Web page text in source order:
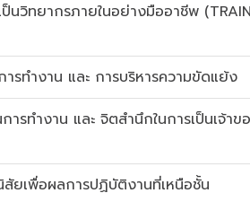
นวิทยากรภายในอย่างมืออาชีพ
ารทำงาน และ การบริหารความขัดแย้ง
ารทำงาน และ จิตสำนึกในการเป็นเจ้าข
เพื่อผลการปฏิบัติงานที่เหนือชั้น